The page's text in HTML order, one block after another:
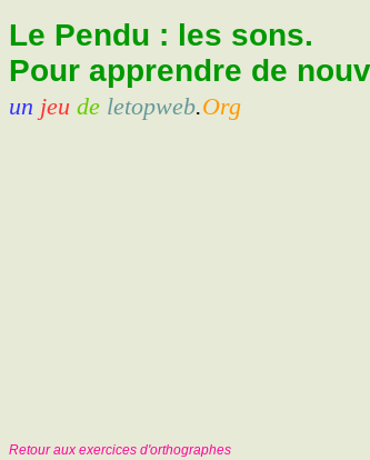
Le Pendu : les sons.
Pour apprendre de
un jeu de letopweb.Org
Retour aux exercices d'orthographes